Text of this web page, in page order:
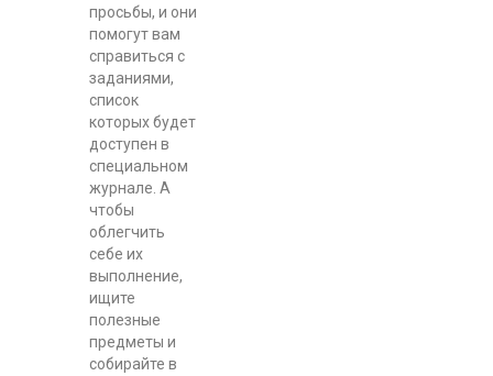
просьбы, и они
помогут вам
справиться с
заданиями,
список
которых будет
доступен в
специальном
журнале. А
чтобы
облегчить
себе их
выполнение,
ищите
полезные
предметы и
собирайте в